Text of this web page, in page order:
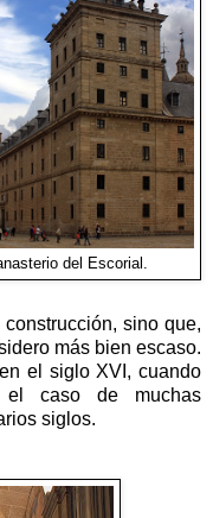
del Escorial.
sino que,
más bien escaso.
el siglo XVI, cuando
el caso de muchas
siglos.